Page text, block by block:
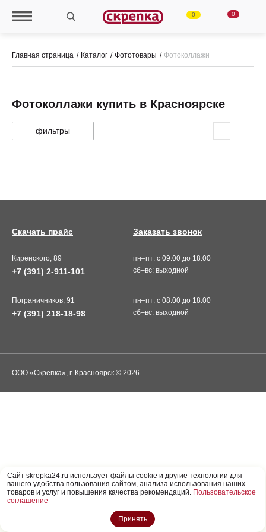
0 0
Главная страница Каталог Фототовары Фотоколлажи
Фотоколлажи купить в Красноярске
фильтры
Киренского, 89
+7 (391) 2-911-101
пн–пт: с 09:00 до 18:00
сб–вс: выходной
Пограничников, 91
+7 (391) 218-18-98
пн–пт: с 08:00 до 18:00
сб–вс: выходной
Заказать звонок
Скачать прайс
ООО «Скрепка», г. Красноярск © 2026
Cайт skrepka24.ru использует файлы cookie и другие технологии для
вашего удобства пользования сайтом, анализа использования наших
товаров и услуг и повышения качества рекомендаций. Пользовательское
соглашение
Принять